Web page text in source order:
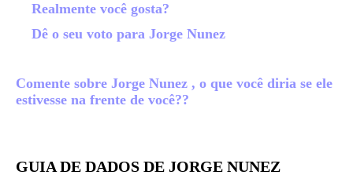
Realmente você gosta?
Dê o seu voto para Jorge Nunez
Comente sobre Jorge Nunez , o que você diria se ele
estivesse na frente de você??
GUIA DE DADOS DE JORGE NUNEZ